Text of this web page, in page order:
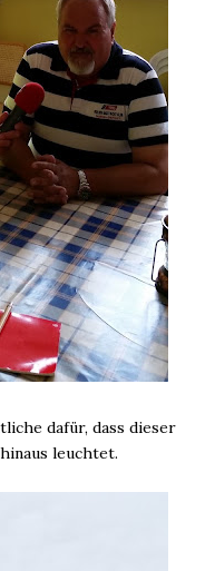
dafür, dass dieser
leuchtet.